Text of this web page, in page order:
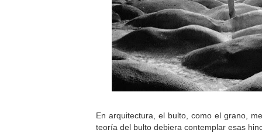
En arquitectura, el bulto, como el grano,
teoría del bulto debiera contemplar esas